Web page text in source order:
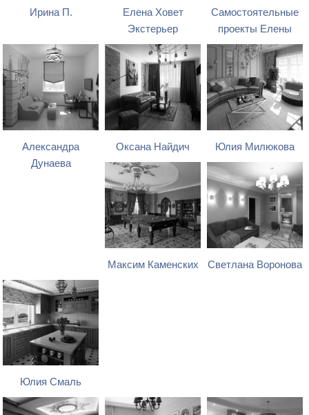
Ирина П.
Елена Ховет
Экстерьер
Самостоятельные
проекты Елены
Александра
Дунаева
Оксана Найдич Юлия Милюкова
Максим Каменских Светлана Воронова
Юлия Смаль